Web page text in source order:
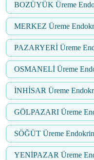
BOZÜYÜK Üreme
MERKEZ Üreme
PAZARYERİ Üreme
OSMANELİ Üreme
İNHİSAR Üreme
GÖLPAZARI Üreme
SÖĞÜT Üreme
YENİPAZAR Üreme